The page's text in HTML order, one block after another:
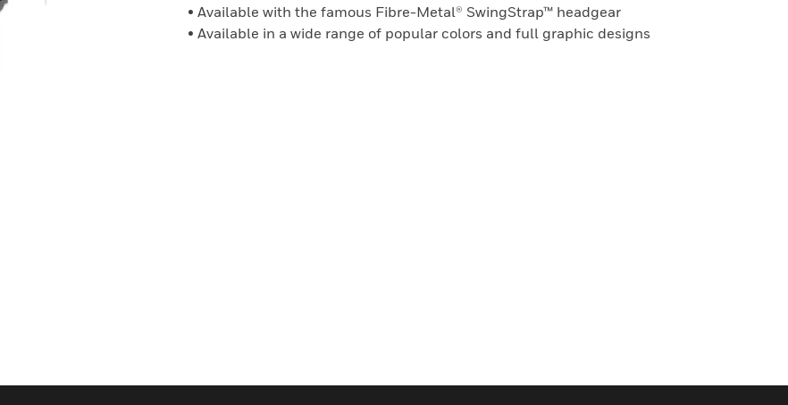
• Available with the famous Fibre-Metal® SwingStrap™ headgear
• Available in a wide range of popular colors and full graphic designs